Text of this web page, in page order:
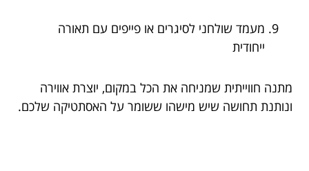
מעמד שולחני לסיגרים או פייפים עם תאורה
ייחודית
מתנה חווייתית שמניחה את הכל במקום, יוצרת אווירה
ונותנת תחושה שיש מישהו ששומר על האסתטיקה שלכם.